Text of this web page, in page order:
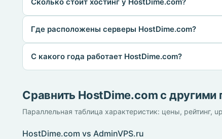
Где расположены серверы HostDime.com?
С какого года работает HostDime.com?
Сравнить HostDime.com с
Параллельная таблица характеристик: цены, рейтинг,
HostDime.com vs AdminVPS.ru